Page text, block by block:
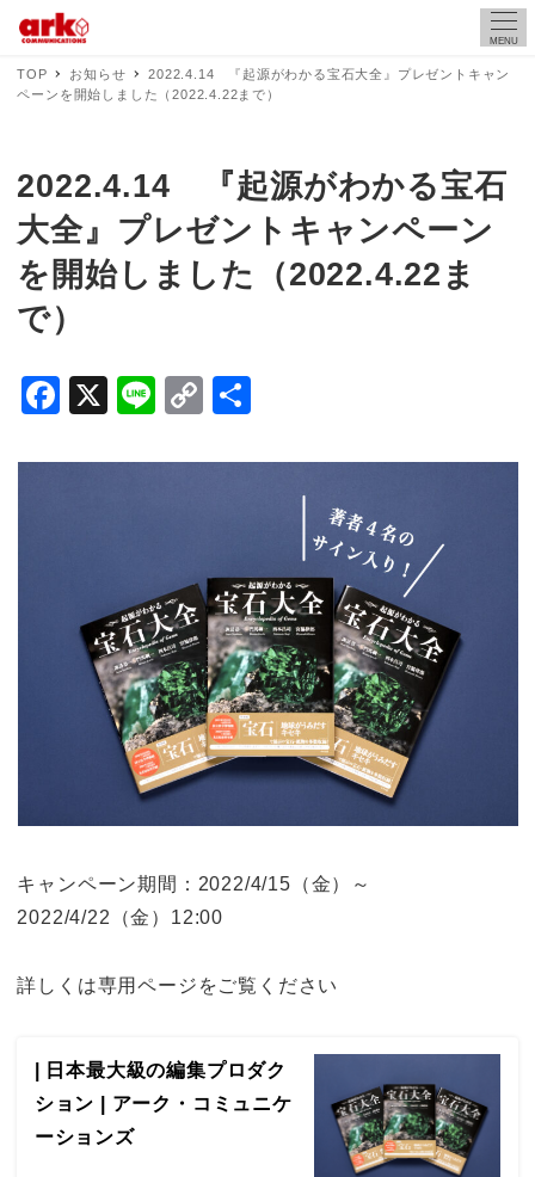
MENU
TOP お知らせ
2022.4.14 『起源がわかる宝石大全』プレゼントキャン
ペーンを開始しました（2022.4.22まで）
2022.4.14 『起源がわかる宝石
大全』プレゼントキャンペーン
を開始しました（2022.4.22ま
で）
F
c
o
X
Li
e
C
p
n
k
キャンペーン期間：2022/4/15（金）～
2022/4/22（金）12:00
詳しくは専用ページをご覧ください
| 日本最大級の編集プロダク
ション | アーク・コミュニケ
ーションズ